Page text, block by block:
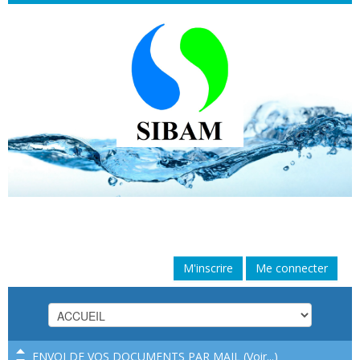
M'inscrire Me connecter
LOI WARSMANN - FUITE APRES COMPTEUR - INFOS
PROCEDURE (Voir...)
ENVOI DE VOS DOCUMENTS PAR MAIL (Voir...)
Cookies management panel